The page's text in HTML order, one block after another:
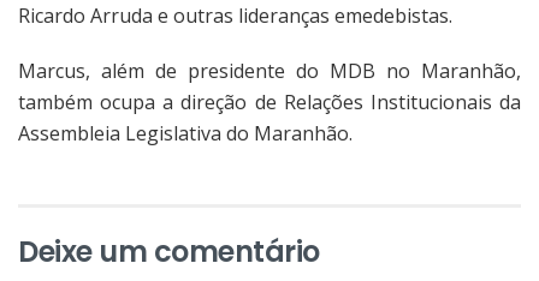
Ricardo Arruda e outras lideranças emedebistas.
Marcus, além de presidente do MDB no Maranhão,
também ocupa a direção de Relações Institucionais da
Assembleia Legislativa do Maranhão.
Deixe um comentário